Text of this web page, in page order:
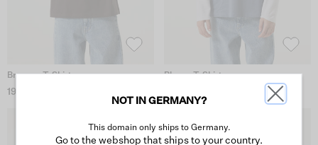
Braunes T-Shirt
19,99 €
Blaues T-Shirt
NOT IN GERMANY?
This domain only ships to Germany.
Go to the webshop that ships to your country.